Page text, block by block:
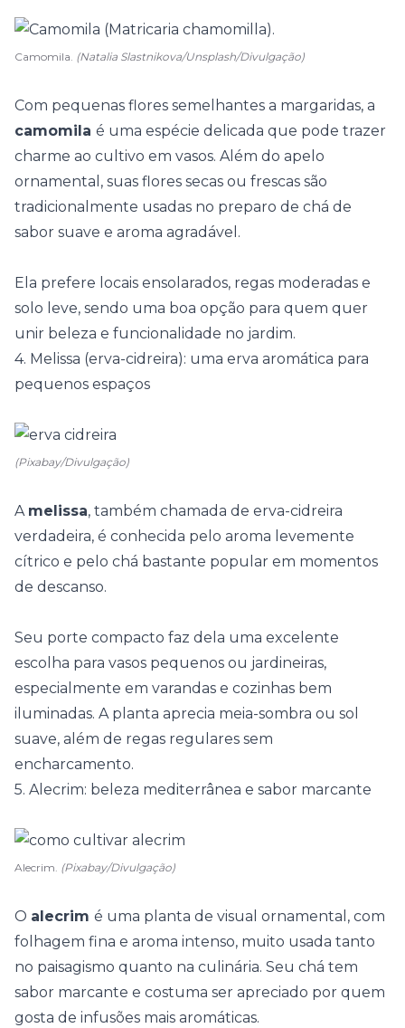
Camomila. (Natalia Slastnikova/Unsplash/Divulgação)
Com pequenas flores semelhantes a margaridas, a
camomila é uma espécie delicada que pode trazer
charme ao cultivo em vasos. Além do apelo
ornamental, suas flores secas ou frescas são
tradicionalmente usadas no preparo de chá de
sabor suave e aroma agradável.
Ela prefere locais ensolarados, regas moderadas e
solo leve, sendo uma boa opção para quem quer
unir beleza e funcionalidade no jardim.
4. Melissa (erva-cidreira): uma erva aromática para
pequenos espaços
(Pixabay/Divulgação)
A melissa, também chamada de erva-cidreira
verdadeira, é conhecida pelo aroma levemente
cítrico e pelo chá bastante popular em momentos
de descanso.
Seu porte compacto faz dela uma excelente
escolha para vasos pequenos ou jardineiras,
especialmente em varandas e cozinhas bem
iluminadas. A planta aprecia meia-sombra ou sol
suave, além de regas regulares sem
encharcamento.
5. Alecrim: beleza mediterrânea e sabor marcante
Alecrim. (Pixabay/Divulgação)
O alecrim é uma planta de visual ornamental, com
folhagem fina e aroma intenso, muito usada tanto
no paisagismo quanto na culinária. Seu chá tem
sabor marcante e costuma ser apreciado por quem
gosta de infusões mais aromáticas.